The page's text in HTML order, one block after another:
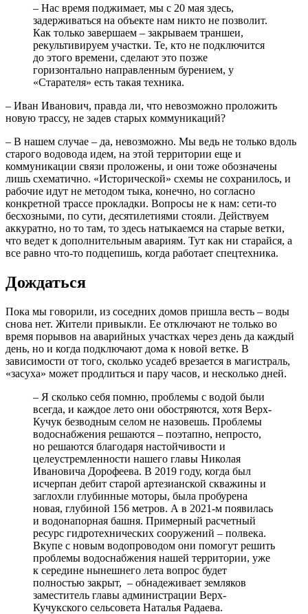
– Нас время поджимает, мы с 20 мая здесь,
задерживаться на объекте нам никто не позволит.
Как только завершаем – закрываем траншеи,
рекультивируем участки. Те, кто не подключится
до этого времени, сделают это позже
горизонтально направленным бурением, у
«Старателя» есть такая техника.
– Иван Иванович, правда ли, что невозможно проложить
новую трассу, не задев старых коммуникаций?
– В нашем случае – да, невозможно. Мы ведь не только вдоль
старого водовода идем, на этой территории еще и
коммуникации связи проложены, и они тоже обозначены
лишь схематично. «Исторической» схемы не сохранилось, и
рабочие идут не методом тыка, конечно, но согласно
конкретной трассе прокладки. Вопросы не к нам: сети-то
бесхозными, по сути, десятилетиями стояли. Действуем
аккуратно, но то там, то здесь натыкаемся на старые ветки,
что ведет к дополнительным авариям. Тут как ни старайся, а
все равно что-то подцепишь, когда работает спецтехника.
Дождаться
Пока мы говорили, из соседних домов пришла весть – воды
снова нет. Жители привыкли. Ее отключают не только во
время порывов на аварийных участках через день да каждый
день, но и когда подключают дома к новой ветке. В
зависимости от того, сколько усадеб врезается в магистраль,
«засуха» может продлиться и пару часов, и несколько дней.
– Я сколько себя помню, проблемы с водой были
всегда, и каждое лето они обостряются, хотя Верх-
Кучук безводным селом не назовешь. Проблемы
водоснабжения решаются – поэтапно, непросто,
но решаются благодаря настойчивости и
целеустремленности нашего главы Николая
Ивановича Дорофеева. В 2019 году, когда был
исчерпан дебит старой артезианской скважины и
заглохли глубинные моторы, была пробурена
новая, глубиной 156 метров. А в 2021-м появилась
и водонапорная башня. Примерный расчетный
ресурс гидротехнических сооружений – полвека.
Вкупе с новым водопроводом они помогут решить
проблемы водоснабжения нашей территории, уже
к середине нынешнего лета вопрос будет
полностью закрыт, – обнадеживает земляков
заместитель главы администрации Верх-
Кучукского сельсовета Наталья Радаева.